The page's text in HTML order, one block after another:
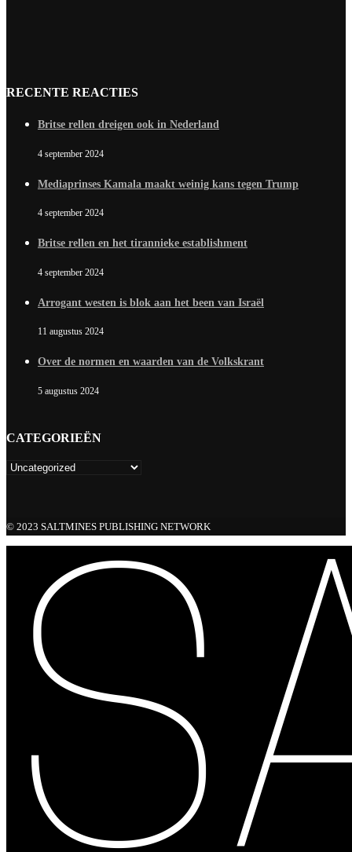
RECENTE REACTIES
Britse rellen dreigen ook in Nederland
4 september 2024
Mediaprinses Kamala maakt weinig kans tegen Trump
4 september 2024
Britse rellen en het tirannieke establishment
4 september 2024
Arrogant westen is blok aan het been van Israël
11 augustus 2024
Over de normen en waarden van de Volkskrant
5 augustus 2024
CATEGORIEËN
© 2023 SALTMINES PUBLISHING NETWORK